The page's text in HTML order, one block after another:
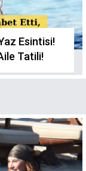
Esintisi!
Tatilі!